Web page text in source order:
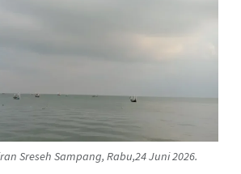
Sreseh Sampang, Rabu,24 Juni 2026.